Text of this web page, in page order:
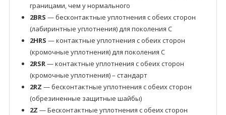
границами, чем у нормального
2BRS — бесконтактные уплотнения с обеих сторон
(лабиринтные уплотнения) для поколения C
2HRS — контактные уплотнения с обеих сторон
(кромочные уплотнения) для поколения C
2RSR— контактные уплотнения с обеих сторон
(кромочные уплотнения) – стандарт
2RZ — бесконтактные уплотнения с обеих сторон
(обрезиненные защитные шайбы)
2Z — Бесконтактные уплотнения с обеих сторон